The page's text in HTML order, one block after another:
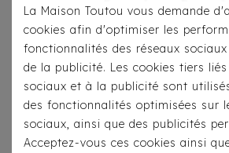
La Maison Toutou vous demande
cookies afin d'optimiser les
fonctionnalités des réseaux
de la publicité. Les cookies tiers
sociaux et à la publicité sont
des fonctionnalités optimisées sur
sociaux, ainsi que des publicités
Acceptez-vous ces cookies ainsi